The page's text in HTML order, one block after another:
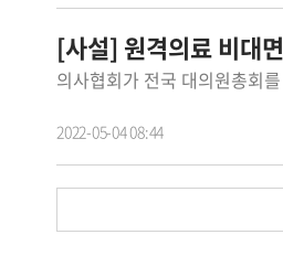
[사설] 원격의료 비대
2022-05-04 08:44